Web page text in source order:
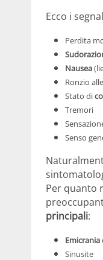
Ecco i
Perdita
Nausea
Ronzio
Stato di
Tremori
Senso
Per quanto
principali:
Emicrania
Sinusite